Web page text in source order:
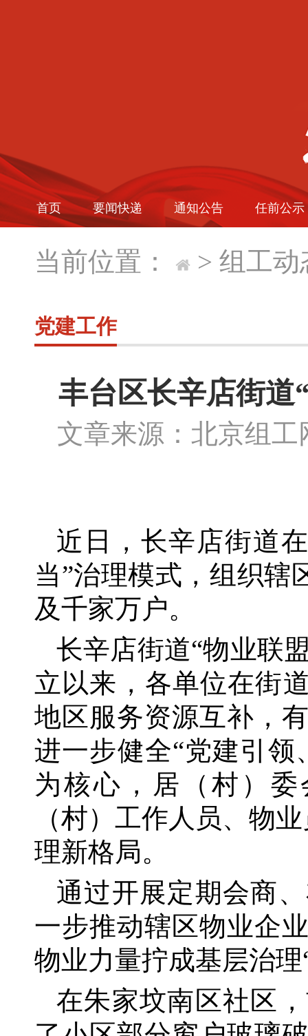
首页 要闻快递 通知公告 任前公示
当前位置： > 组工动
党建工作
丰台区长辛店街道
文章来源：北京
近日，长辛店街道
当”治理模式，组织辖
及千家万户。
长辛店街道“物业联
立以来，各单位在街
地区服务资源互补，
进一步健全“党建引领
为核心，居（村）
（村）工作人员、物
理新格局。
通过开展定期会商
一步推动辖区物业企
物业力量拧成基层治理
在朱家坟南区社区